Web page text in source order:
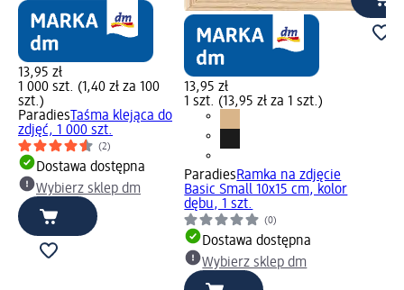
13,95 zł
1 000 szt. (1,40 zł za 100
szt.)
Paradies Taśma klejąca do
zdjęć, 1 000 szt.
(2)
Dostawa dostępna
Wybierz sklep dm
13,95 zł
1 szt. (13,95 zł za 1 szt.)
ParadiesRamka na zdjęcie
Basic Small 10x15 cm, kolor
dębu, 1 szt.
(0)
Dostawa dostępna
Wybierz sklep dm